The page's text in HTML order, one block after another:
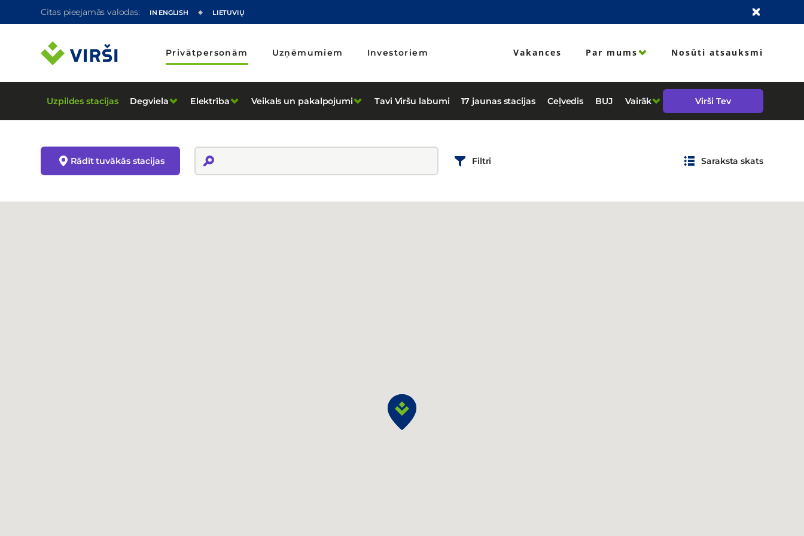
Citas pieejamās valodas: IN ENGLISH LIETUVIŲ
Privātpersonām Uzņēmumiem Investoriem Vakances Par mums Nosūti atsauksmi
Uzpildes stacijas Degviela Elektrība Veikals un pakalpojumi Tavi Viršu labumi 17 jaunas stacijas Ceļvedis BUJ Vairāk Virši Tev
Rādīt tuvākās stacijas Filtri Saraksta skats